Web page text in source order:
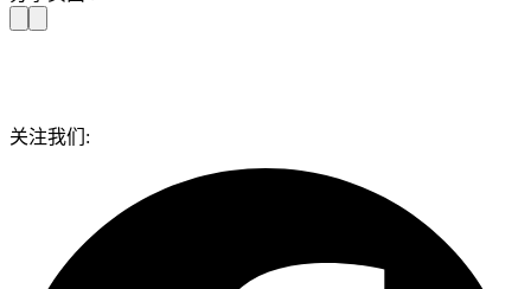
关注我们: